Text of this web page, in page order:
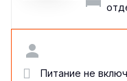
Питание не